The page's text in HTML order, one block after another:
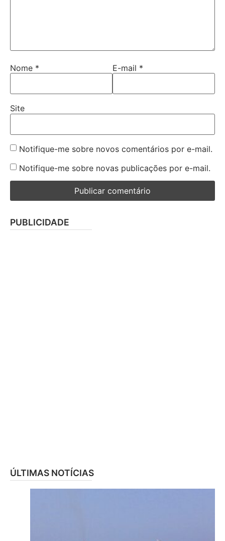
Nome * E-mail *
Site
Notifique-me sobre novos comentários por e-mail.
Notifique-me sobre novas publicações por e-mail.
PUBLICIDADE
ÚLTIMAS NOTÍCIAS